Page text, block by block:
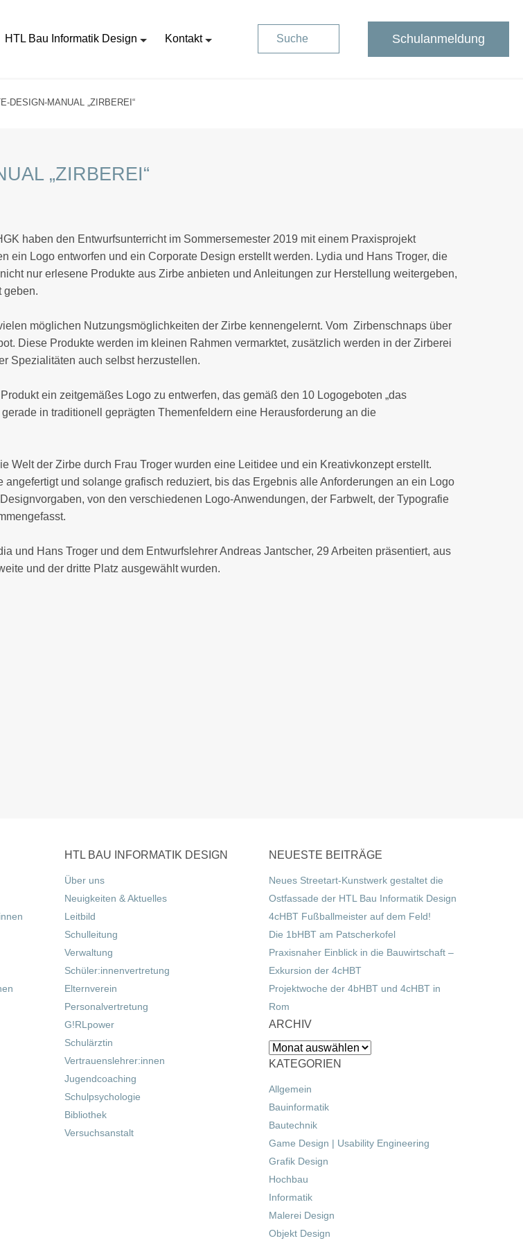
HTL Bau Informatik Design Kontakt Suche Schulanmeldung
DESIGN-MANUAL „ZIRBEREI“
„ZIRBEREI“
haben den Entwurfsunterricht im Sommersemester 2019 mit einem Praxisprojekt
ein Logo entworfen und ein Corporate Design erstellt werden. Lydia und Hans Troger, die
nur erlesene Produkte aus Zirbe anbieten und Anleitungen zur Herstellung weitergeben,
geben.
möglichen Nutzungsmöglichkeiten der Zirbe kennengelernt. Vom Zirbenschnaps über
Diese Produkte werden im kleinen Rahmen vermarktet, zusätzlich werden in der Zirberei
Spezialitäten auch selbst herzustellen.
ein zeitgemäßes Logo zu entwerfen, das gemäß den 10 Logogeboten „das
in traditionell geprägten Themenfeldern eine Herausforderung an die
Welt der Zirbe durch Frau Troger wurden eine Leitidee und ein Kreativkonzept erstellt.
und solange grafisch reduziert, bis das Ergebnis alle Anforderungen an ein Logo
von den verschiedenen Logo-Anwendungen, der Farbwelt, der Typografie
und Hans Troger und dem Entwurfslehrer Andreas Jantscher, 29 Arbeiten präsentiert, aus
und der dritte Platz ausgewählt wurden.
HTL BAU INFORMATIK DESIGN
Über uns
Neuigkeiten & Aktuelles
Leitbild
Schulleitung
Verwaltung
Schüler:innenvertretung
Elternverein
Personalvertretung
G!RLpower
Schulärztin
Vertrauenslehrer:innen
Jugendcoaching
Schulpsychologie
Bibliothek
Versuchsanstalt
NEUESTE BEITRÄGE
Neues Streetart-Kunstwerk gestaltet die
Ostfassade der HTL Bau Informatik Design
4cHBT Fußballmeister auf dem Feld!
Die 1bHBT am Patscherkofel
Praxisnaher Einblick in die Bauwirtschaft –
Exkursion der 4cHBT
Projektwoche der 4bHBT und 4cHBT in
Rom
ARCHIV
Archiv
KATEGORIEN
Allgemein
Bauinformatik
Bautechnik
Game Design | Usability Engineering
Grafik Design
Hochbau
Informatik
Malerei Design
Objekt Design